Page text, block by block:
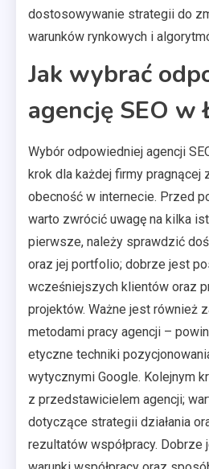
dostosowywanie strategii do
warunków rynkowych i
Jak wybrać
agencję SEO w
Wybór odpowiedniej agencji
krok dla każdej firmy pragnącej
obecność w internecie. Przed
warto zwrócić uwagę na kilka
pierwsze, należy sprawdzić
oraz jej portfolio; dobrze jest
wcześniejszych klientów oraz
projektów. Ważne jest również
metodami pracy agencji –
etyczne techniki
wytycznymi Google. Kolejnym
z przedstawicielem agencji;
dotyczące strategii działania
rezultatów współpracy.